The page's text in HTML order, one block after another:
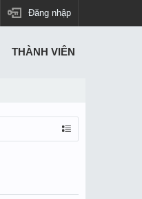
Đăng nhập
THÀNH VIÊN